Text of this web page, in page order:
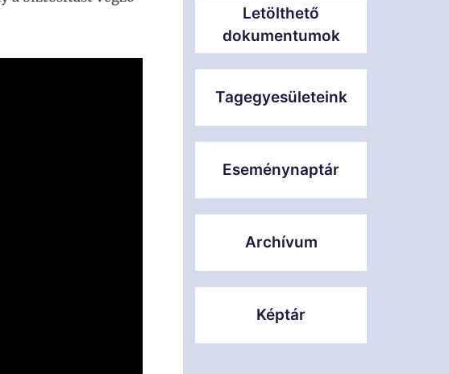
Letölthető
dokumentumok
Tagegyesületeink
Eseménynaptár
Archívum
Képtár